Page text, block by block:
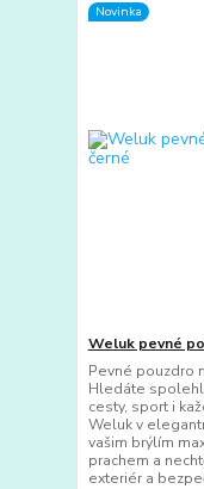
Novinka
Weluk pevné
Pevné pouzdro
Hledáte
cesty, sport i
Weluk v
vašim brýlím
prachem a
exteriér a